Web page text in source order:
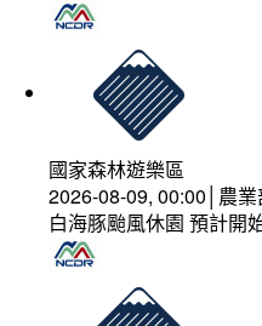
國家森林遊樂區
2026-08-09, 00:00│農
白海豚颱風休園 預計開